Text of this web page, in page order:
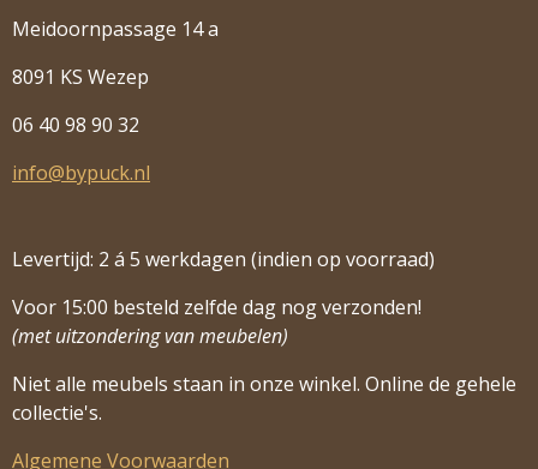
Meidoornpassage 14 a
8091 KS Wezep
06 40 98 90 32
info@bypuck.nl
Levertijd: 2 á 5 werkdagen (indien op voorraad)
Voor 15:00 besteld zelfde dag nog verzonden!
(met uitzondering van meubelen)
Niet alle meubels staan in onze winkel. Online de gehele
collectie's.
Algemene Voorwaarden